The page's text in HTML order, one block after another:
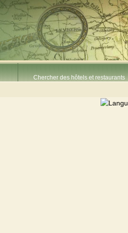
Chercher des hôtels et restaurants